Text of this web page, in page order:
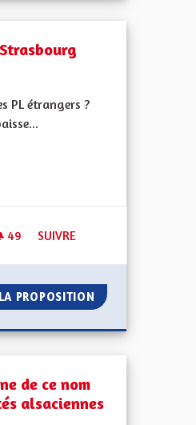
/ PLUI
PL étrangers ?
49 49 ABONNÉS
SUIVRE
PROPOSITION AUTOROUTE
de ce nom
alsaciennes